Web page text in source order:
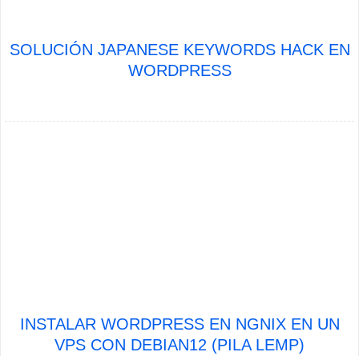
SOLUCIÓN JAPANESE KEYWORDS HACK EN
WORDPRESS
INSTALAR WORDPRESS EN NGNIX EN UN
VPS CON DEBIAN12 (PILA LEMP)